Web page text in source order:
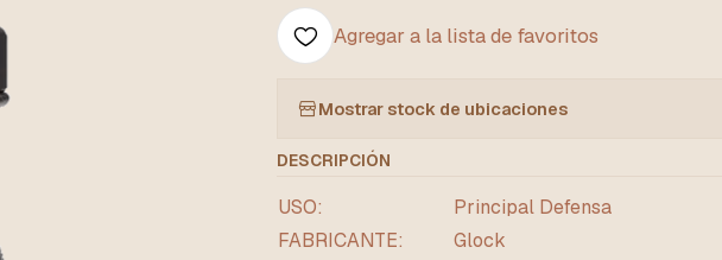
Agregar a la lista de favoritos
Mostrar stock de ubicaciones
DESCRIPCIÓN
USO:
Principal Defensa
FABRICANTE:
Glock